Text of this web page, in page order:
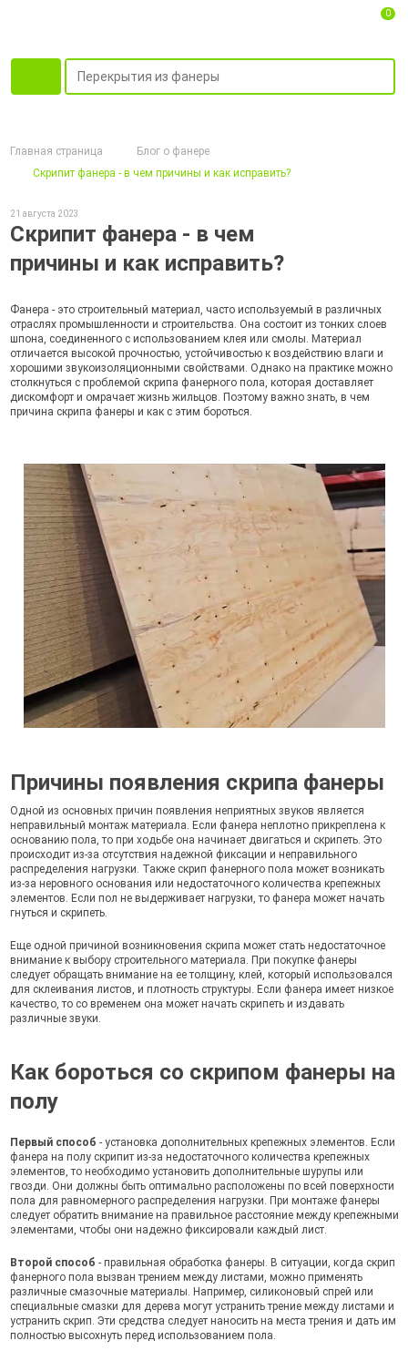
0
Главная страница
Блог о фанере
Скрипит фанера - в чем причины и как исправить?
21 августа 2023
Скрипит фанера - в чем
причины и как исправить?
Фанера - это строительный материал, часто используемый в различных
отраслях промышленности и строительства. Она состоит из тонких слоев
шпона, соединенного с использованием клея или смолы. Материал
отличается высокой прочностью, устойчивостью к воздействию влаги и
хорошими звукоизоляционными свойствами. Однако на практике можно
столкнуться с проблемой скрипа фанерного пола, которая доставляет
дискомфорт и омрачает жизнь жильцов. Поэтому важно знать, в чем
причина скрипа фанеры и как с этим бороться.
Причины появления скрипа фанеры
Одной из основных причин появления неприятных звуков является
неправильный монтаж материала. Если фанера неплотно прикреплена к
основанию пола, то при ходьбе она начинает двигаться и скрипеть. Это
происходит из-за отсутствия надежной фиксации и неправильного
распределения нагрузки. Также скрип фанерного пола может возникать
из-за неровного основания или недостаточного количества крепежных
элементов. Если пол не выдерживает нагрузки, то фанера может начать
гнуться и скрипеть.
Еще одной причиной возникновения скрипа может стать недостаточное
внимание к выбору строительного материала. При покупке фанеры
следует обращать внимание на ее толщину, клей, который использовался
для склеивания листов, и плотность структуры. Если фанера имеет низкое
качество, то со временем она может начать скрипеть и издавать
различные звуки.
Как бороться со скрипом фанеры на
полу
Первый способ - установка дополнительных крепежных элементов. Если
фанера на полу скрипит из-за недостаточного количества крепежных
элементов, то необходимо установить дополнительные шурупы или
гвозди. Они должны быть оптимально расположены по всей поверхности
пола для равномерного распределения нагрузки. При монтаже фанеры
следует обратить внимание на правильное расстояние между крепежными
элементами, чтобы они надежно фиксировали каждый лист.
Второй способ - правильная обработка фанеры. В ситуации, когда скрип
фанерного пола вызван трением между листами, можно применять
различные смазочные материалы. Например, силиконовый спрей или
специальные смазки для дерева могут устранить трение между листами и
устранить скрип. Эти средства следует наносить на места трения и дать им
полностью высохнуть перед использованием пола.